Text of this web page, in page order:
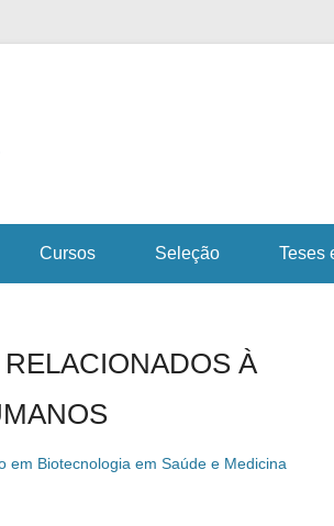
em Saúde e
Cursos Seleção Teses
À
em Biotecnologia em Saúde e Medicina